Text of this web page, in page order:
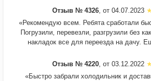
Отзыв № 4326, от 04.07.2023
«Рекомендую всем. Ребята сработали
Погрузили, перевезли, разгрузили без
накладок все для переезда на дачу.
Отзыв № 4220, от 03.12.2022
«Быстро забрали холодильник и